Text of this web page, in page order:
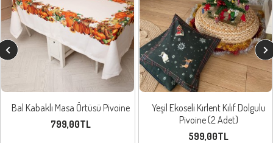
Bal Kabaklı Masa Örtüsü Pivoine
799,00TL
Yeşil Ekoseli Kırlent Kılıf Dolgulu
Pivoine (2 Adet)
599,00TL